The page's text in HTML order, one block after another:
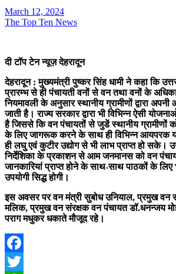
March 12, 2024
The Top Ten News
दी टॉप टेन न्यूज़ देहरादून
देहरादून : मुख्यमंत्री पुष्कर सिंह धामी ने कहा कि
प्रारम्भ से ही पंचायती वनों से वन तथा वनों के
नियमावली के अनुसार स्थानीय ग्रामीणों द्वारा
जाती है। राज्य सरकार द्वारा भी विभिन्न ऐसी
है जिससे कि वन पंचायतों से जुडें स्थानीय ग्रामीणों
के लिए जागरूक करने के साथ ही विभिन्न आयपरक
ही लघु एवं कुटीर उद्योग से भी लाभ प्राप्त हो सके।
निर्देशिका के प्रकाशन से आम जनमानस को वन
जानकारियां प्राप्त होने के साथ-साथ पाठकों के लिए
उपयोगी सिद्ध होगी।
इस अवसर पर वन मंत्री सुबोध उनियाल, प्रमुख वन
मलिक, प्रमुख वन संरक्षक वन पंचायत डॉ.धनन्जय
पराग मधुकर धकाते मौजूद रहे।
Facebook